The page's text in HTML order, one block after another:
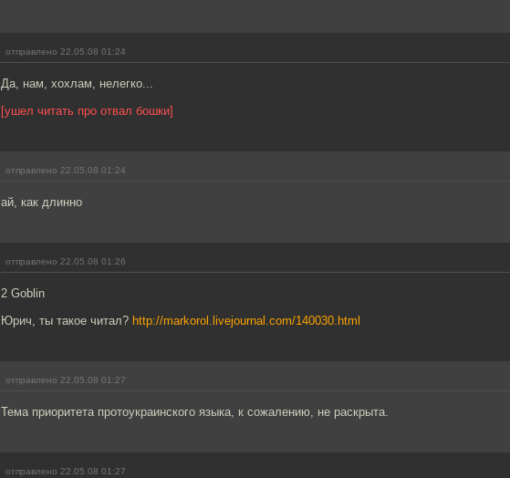
отправлено 22.05.08 01:24
Да, нам, хохлам, нелегко...
[ушел читать про отвал бошки]
отправлено 22.05.08 01:24
ай, как длинно
отправлено 22.05.08 01:26
2 Goblin
Юрич, ты такое читал? http://markorol.livejournal.com/140030.html
отправлено 22.05.08 01:27
Тема приоритета протоукраинского языка, к сожалению, не раскрыта.
отправлено 22.05.08 01:27